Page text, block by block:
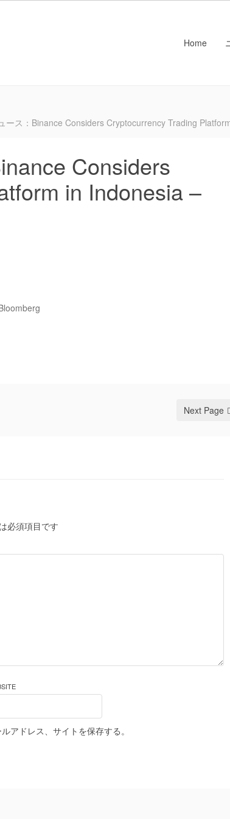
Home
ース：Binance Considers Cryptocurrency Trading
Considers
in Indonesia –
Next Page
必須項目です
アドレス、サイトを保存する。